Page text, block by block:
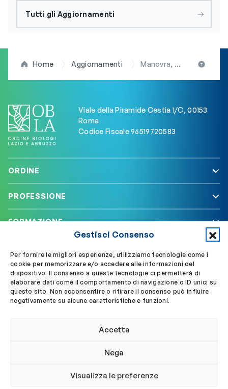
Gestisci Consenso
Per fornire le migliori esperienze, utilizziamo tecnologie come i
cookie per memorizzare e/o accedere alle informazioni del
dispositivo. Il consenso a queste tecnologie ci permetterà di
elaborare dati come il comportamento di navigazione o ID unici su
questo sito. Non acconsentire o ritirare il consenso può influire
negativamente su alcune caratteristiche e funzioni.
Accetta
Nega
Visualizza le preferenze
Tutti gli Aggiornamenti
Home Aggiornamenti Manovra, D’Anna (Biologi): “Grazie per la borsa agli specializzandi non medici. Ma che non resti una mancia”
Viale della Piramide Cestia 1/C, 00153
Roma
Codice Fiscale 96519720583
ORDINE
PROFESSIONE
FORMAZIONE
Segui OBLA su Accedi a My OBLA
Cookie policy